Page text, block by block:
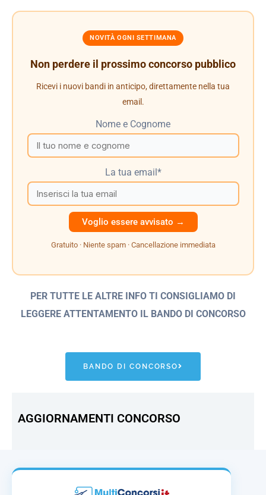
NOVITÀ OGNI SETTIMANA
Non perdere il prossimo concorso pubblico
Ricevi i nuovi bandi in anticipo, direttamente nella tua
email.
Nome e Cognome
La tua email*
Gratuito · Niente spam · Cancellazione immediata
PER TUTTE LE ALTRE INFO TI CONSIGLIAMO DI
LEGGERE ATTENTAMENTO IL BANDO DI CONCORSO
BANDO DI CONCORSO
AGGIORNAMENTI CONCORSO